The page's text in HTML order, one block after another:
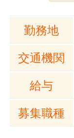
勤務地
交通機関
給与
募集職種